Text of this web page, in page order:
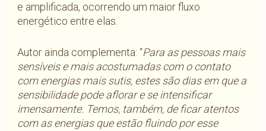
e amplificada, ocorrendo um maior fluxo
energético entre elas.
Autor ainda complementa: “Para as pessoas mais
sensíveis e mais acostumadas com o contato
com energias mais sutis, estes são dias em que a
sensibilidade pode aflorar e se intensificar
imensamente. Temos, também, de ficar atentos
com as energias que estão fluindo por esse